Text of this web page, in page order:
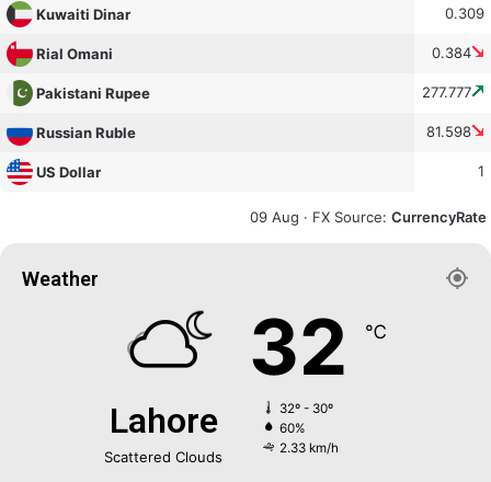
Kuwaiti Dinar 0.309
Rial Omani 0.384
Pakistani Rupee 277.777
Russian Ruble 81.598
US Dollar 1
09 Aug · FX Source: CurrencyRate
Weather
Lahore
Scattered Clouds
32 ℃
32º - 30º
60%
2.33 km/h